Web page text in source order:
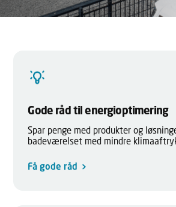
Gode råd til energioptimering
Spar penge med produkter og
badeværelset med mindre
Få gode råd